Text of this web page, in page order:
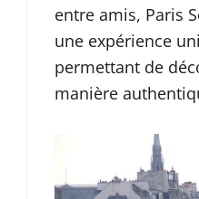
entre amis, Paris
une expérience
permettant de
manière